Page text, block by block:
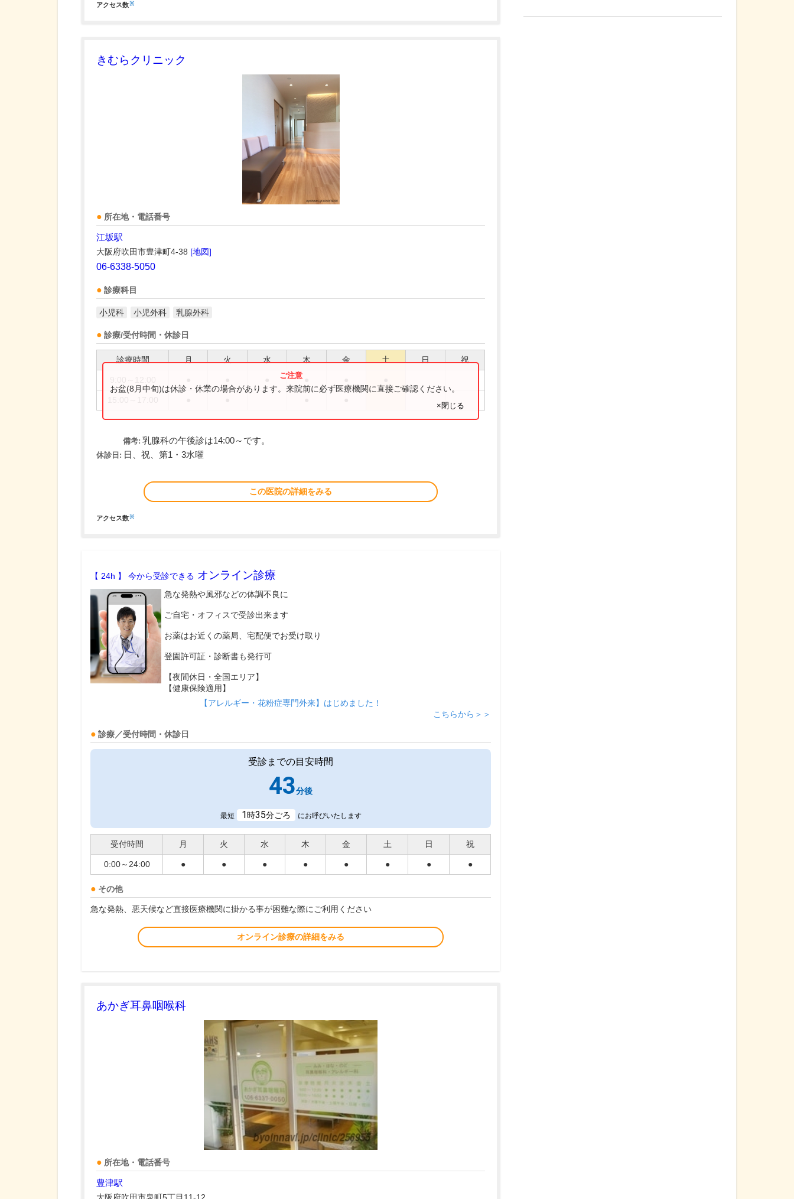
アクセス数※
きむらクリニック
所在地・電話番号
江坂駅
大阪府吹田市豊津町4-38 [地図]
06-6338-5050
診療科目
小児科 小児外科 乳腺外科
診療/受付時間・休診日
診療時間 月 火 水 木 金 土 日 祝
お盆(8月中旬)は休診・休業の場合があります。来院前に必ず医療機関に直接ご確認ください。
×閉じる
備考: 乳腺科の午後診は14:00～です。
休診日: 日、祝、第1・3水曜
この医院の詳細をみる
アクセス数※
【 24h 】 今から受診できる オンライン診療
急な発熱や風邪などの体調不良に
ご自宅・オフィスで受診出来ます
お薬はお近くの薬局、宅配便でお受け取り
登園許可証・診断書も発行可
【夜間休日・全国エリア】
【健康保険適用】
【アレルギー・花粉症専門外来】はじめました！
こちらから＞＞
診療／受付時間・休診日
受診までの目安時間
43分後
最短 1時35分ごろ にお呼びいたします
受付時間 月 火 水 木 金 土 日 祝
0:00～24:00 ● ● ● ● ● ● ● ●
その他
急な発熱、悪天候など直接医療機関に掛かる事が困難な際にご利用ください
オンライン診療の詳細をみる
あかぎ耳鼻咽喉科
所在地・電話番号
豊津駅